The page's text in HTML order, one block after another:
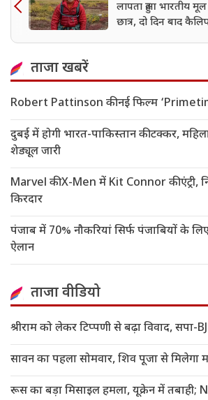
लापता हुआ भारतीय
छात्र, दो दिन बाद
ताजा खबरें
Robert Pattinson की नई फिल्म
दुबई में होगी भारत-पाकिस्तान की टक्कर,
शेड्यूल जारी
Marvel की X-Men में Kit Connor की एंट्री,
किरदार
पंजाब में 70% नौकरियां सिर्फ पंजाबियों के
ऐलान
ताजा वीडियो
श्रीराम को लेकर टिप्पणी से बढ़ा विवाद, सपा-
सावन का पहला सोमवार, शिव पूजा से मिलेगा
रूस का बड़ा मिसाइल हमला, यूक्रेन में तबाही;